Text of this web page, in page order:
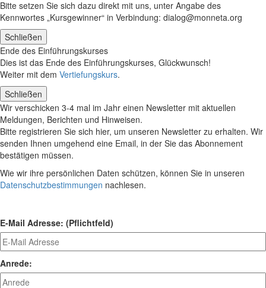
Bitte setzen Sie sich dazu direkt mit uns, unter Angabe des
Kennwortes „Kursgewinner“ in Verbindung: dialog@monneta.org
Schließen
Ende des Einführungskurses
Dies ist das Ende des Einführungskurses, Glückwunsch!
Weiter mit dem Vertiefungskurs.
Schließen
Wir verschicken 3-4 mal im Jahr einen Newsletter mit aktuellen
Meldungen, Berichten und Hinweisen.
Bitte registrieren Sie sich hier, um unseren Newsletter zu erhalten. Wir
senden Ihnen umgehend eine Email, in der Sie das Abonnement
bestätigen müssen.
Wie wir ihre persönlichen Daten schützen, können Sie in unseren
Datenschutzbestimmungen nachlesen.
E-Mail Adresse: (Pflichtfeld)
Anrede: